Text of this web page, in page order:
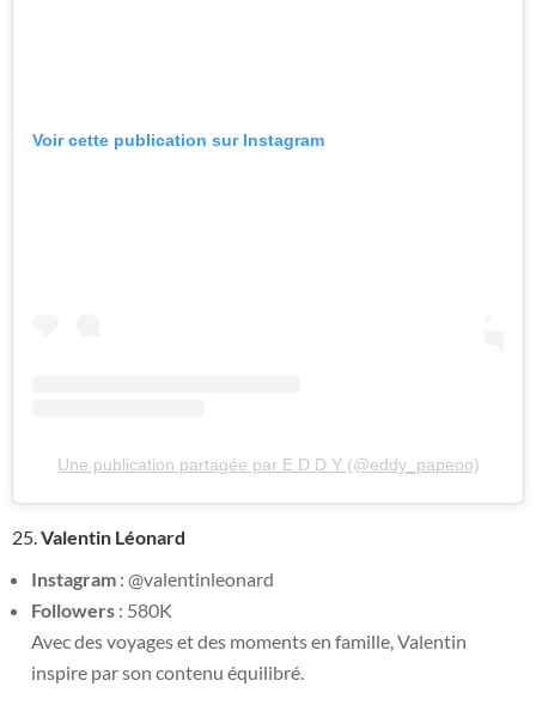
Voir cette publication sur Instagram
Une publication partagée par E D D Y (@eddy_papeoo)
25.Valentin Léonard
Instagram : @valentinleonard
Followers : 580K
Avec des voyages et des moments en famille, Valentin
inspire par son contenu équilibré.